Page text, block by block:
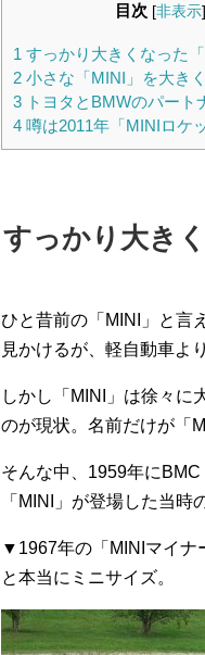
目次 [非表示]
1 すっかり大きくなった「
2 小さな「MINI」を大き
3 トヨタとBMWのパート
4 噂は2011年「MINIロケ
すっかり大き
ひと昔前の「MINI」と言
見かけるが、軽自動車よ
しかし「MINI」は徐々に
のが現状。名前だけが「
そんな中、1959年に
「MINI」が登場した当時
▼1967年の「MINIマイナ
と本当にミニサイズ。